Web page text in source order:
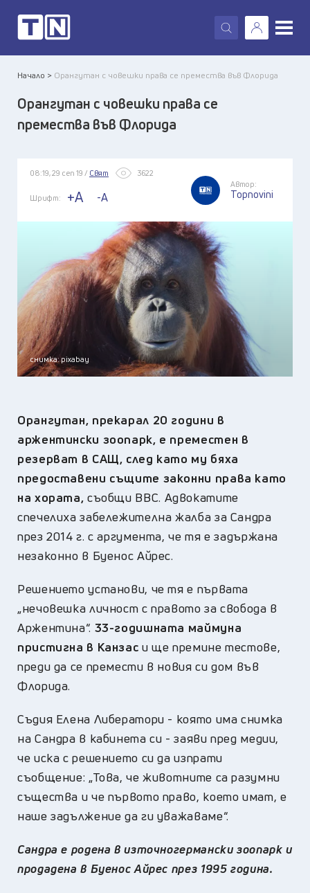
X
Начало > Орангутан с човешки права се премества във Флорида
Орангутан с човешки права се
премества във Флорида
08:19, 29 сеп 19 / Свят 3622
Шрифт: +A -A
Автор:
Topnovini
снимка: pixabay
Орангутан, прекарал 20 години в
аржентински зоопарк, е преместен в
резерват в САЩ, след като му бяха
предоставени същите законни права като
на хората, съобщи ВВС. Адвокатите
спечелиха забележителна жалба за Сандра
през 2014 г. с аргумента, че тя е задържана
незаконно в Буенос Айрес.
Решението установи, че тя е първата
„нечовешка личност с правото за свобода в
Аржентина“. 33-годишната маймуна
пристигна в Канзас и ще премине тестове,
преди да се премести в новия си дом във
Флорида.
Съдия Елена Либератори - която има снимка
на Сандра в кабинета си - заяви пред медии,
че иска с решението си да изпрати
съобщение: „Това, че животните са разумни
същества и че първото право, което имат, е
наше задължение да ги уважаваме“.
Сандра е родена в източногермански зоопарк и
продадена в Буенос Айрес през 1995 година.